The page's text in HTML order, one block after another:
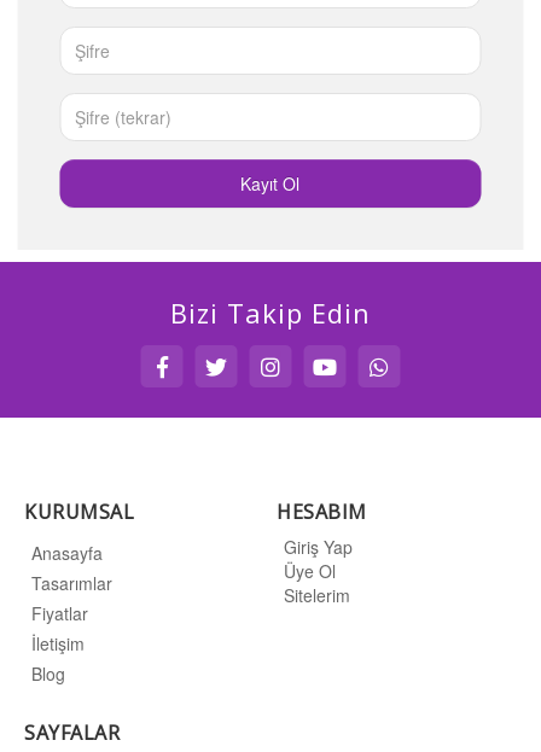
Kayıt Ol
Bizi Takip Edin
KURUMSAL
Anasayfa
Tasarımlar
Fiyatlar
İletişim
Blog
HESABIM
Giriş Yap
Üye Ol
Sitelerim
SAYFALAR